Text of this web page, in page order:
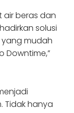
air beras dan
solusi
mudah
Downtime,”
Tidak hanya